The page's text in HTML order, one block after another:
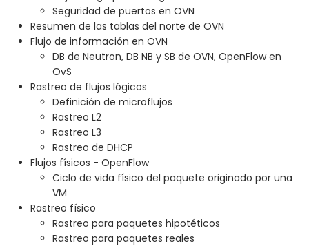
Seguridad de puertos en OVN
Resumen de las tablas del norte de OVN
Flujo de información en OVN
DB de Neutron, DB NB y SB de OVN, OpenFlow en
OvS
Rastreo de flujos lógicos
Definición de microflujos
Rastreo L2
Rastreo L3
Rastreo de DHCP
Flujos físicos - OpenFlow
Ciclo de vida físico del paquete originado por una
VM
Rastreo físico
Rastreo para paquetes hipotéticos
Rastreo para paquetes reales